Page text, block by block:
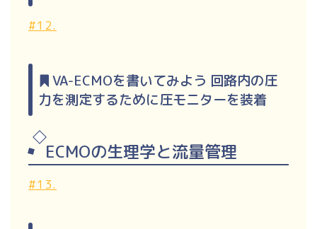
#12.
VA-ECMOを書いてみよう 回路内の圧
力を測定するために圧モニターを装着
ECMOの生理学と流量管理
#13.